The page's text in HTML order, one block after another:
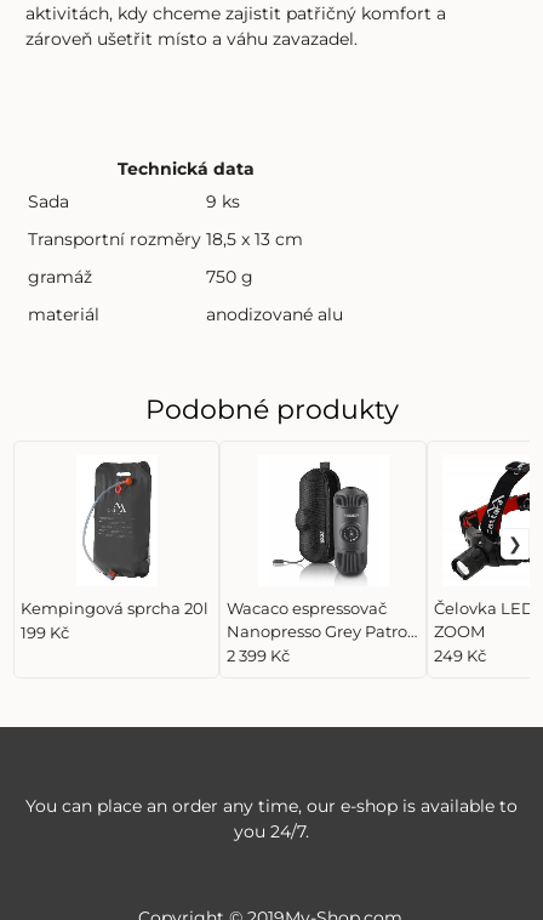
aktivitách, kdy chceme zajistit patřičný komfort a
zároveň ušetřit místo a váhu zavazadel.
Technická data
Sada
9 ks
Transportní rozměry 18,5 x 13 cm
gramáž
750 g
materiál
anodizované alu
Podobné produkty
Kempingová sprcha 20l
199 Kč
Wacaco espressovač
Nanopresso Grey Patrol
+ Hard Case
2 399 Kč
Čelovka LED
ZOOM
249 Kč
You can place an order any time, our e-shop is available to
you 24/7.